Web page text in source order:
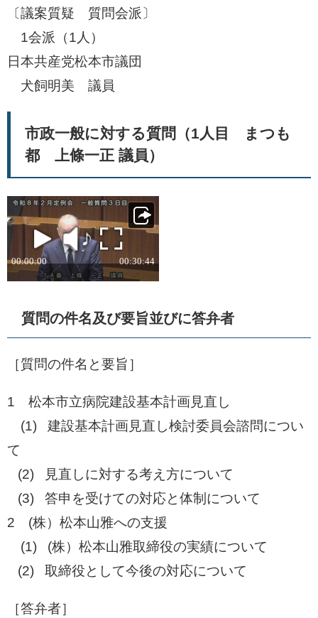
〔議案質疑 質問会派〕
1会派（1人）
日本共産党松本市議団
犬飼明美 議員
市政一般に対する質問（1人目 まつも
都 上條一正 議員）
質問の件名及び要旨並びに答弁者
［質問の件名と要旨］
1 松本市立病院建設基本計画見直し
(1) 建設基本計画見直し検討委員会諮問につい
て
(2) 見直しに対する考え方について
(3) 答申を受けての対応と体制について
2 (株）松本山雅への支援
(1) (株）松本山雅取締役の実績について
​ (2) 取締役として今後の対応について
［答弁者］